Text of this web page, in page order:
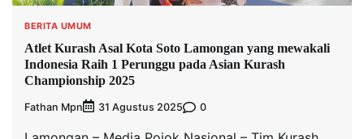
BERITA UMUM
Atlet Kurash Asal Kota Soto Lamongan yang mewakali
Indonesia Raih 1 Perunggu pada Asian Kurash
Championship 2025
Fathan Mpn 31 Agustus 2025 0